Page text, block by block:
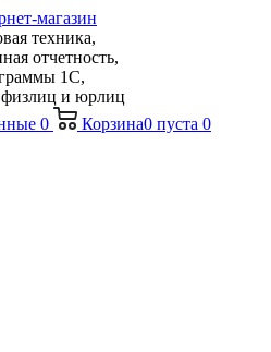
техника,
отчетность,
1С,
и юрлиц
0 Корзина0 пуста 0